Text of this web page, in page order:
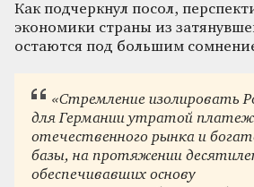
Как подчеркнул посол,
экономики страны из
остаются под большим
«Стремление изолировать
для Германии утратой
отечественного рынка и
базы, на протяжении
обеспечивавших основу